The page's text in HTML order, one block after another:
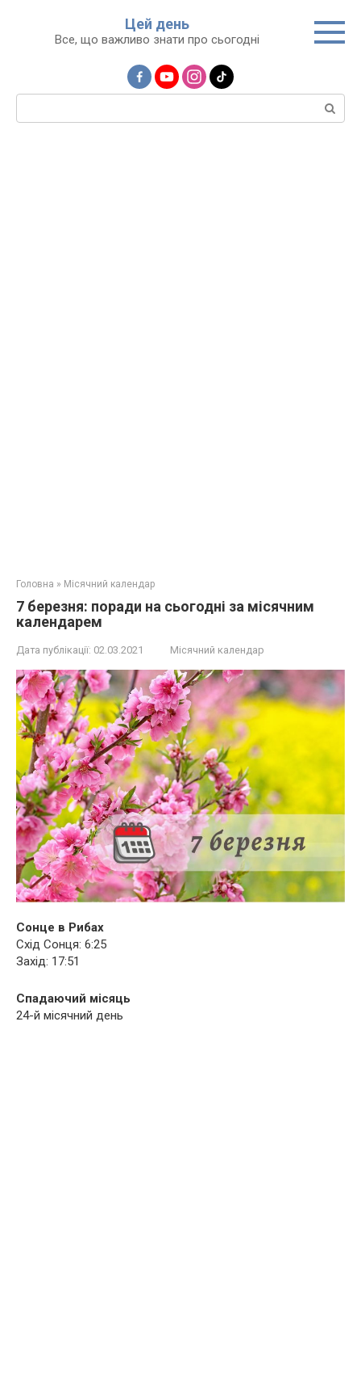
Цей день
Все, що важливо знати про сьогодні
Пошук:
Головна » Місячний календар
7 березня: поради на сьогодні за місячним
календарем
Дата публікації: 02.03.2021 Місячний календар
Сонце в Рибах
Схід Сонця: 6:25
Захід: 17:51
Спадаючий місяць
24-й місячний день